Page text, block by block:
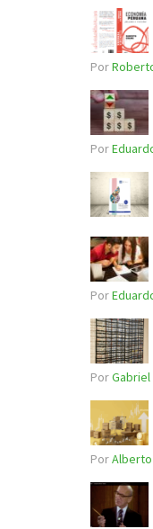
Por
Por
Por
Por
PorAlberto